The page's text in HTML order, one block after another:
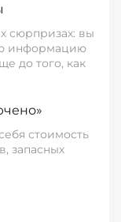
сюрпризах: вы
информацию
до того, как
стоимость
запасных